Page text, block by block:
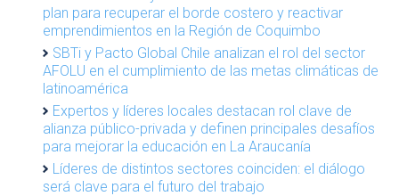
plan para recuperar el borde costero y reactivar
emprendimientos en la Región de Coquimbo
SBTi y Pacto Global Chile analizan el rol del sector
AFOLU en el cumplimiento de las metas climáticas de
latinoamérica
Expertos y líderes locales destacan rol clave de
alianza público-privada y definen principales desafíos
para mejorar la educación en La Araucanía
Líderes de distintos sectores coinciden: el diálogo
será clave para el futuro del trabajo